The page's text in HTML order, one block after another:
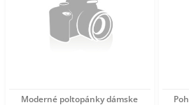
Moderné poltopánky dámske